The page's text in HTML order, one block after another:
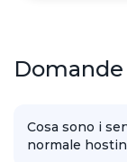
Cosa sono i
normale